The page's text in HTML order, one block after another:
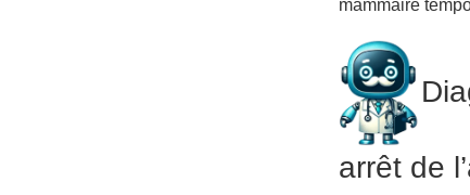
mammaire
arrêt de